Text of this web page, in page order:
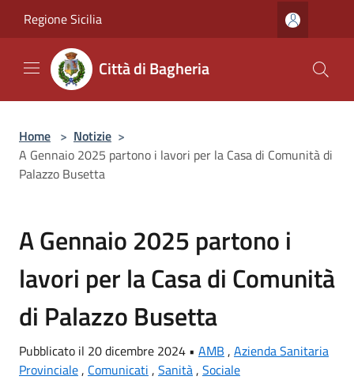
Regione Sicilia
Città di Bagheria
Home > Notizie >
A Gennaio 2025 partono i lavori per la Casa di Comunità di
Palazzo Busetta
A Gennaio 2025 partono i
lavori per la Casa di Comunità
di Palazzo Busetta
Pubblicato il 20 dicembre 2024 • AMB , Azienda Sanitaria
Provinciale , Comunicati , Sanità , Sociale